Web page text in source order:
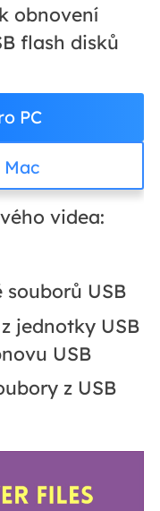
obnovení
flash disků
PC
Mac
videa:
USB
jednotky USB
USB
z USB